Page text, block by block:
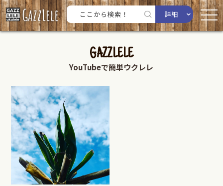
詳細
GAZZLELE
YouTubeで簡単ウクレレ